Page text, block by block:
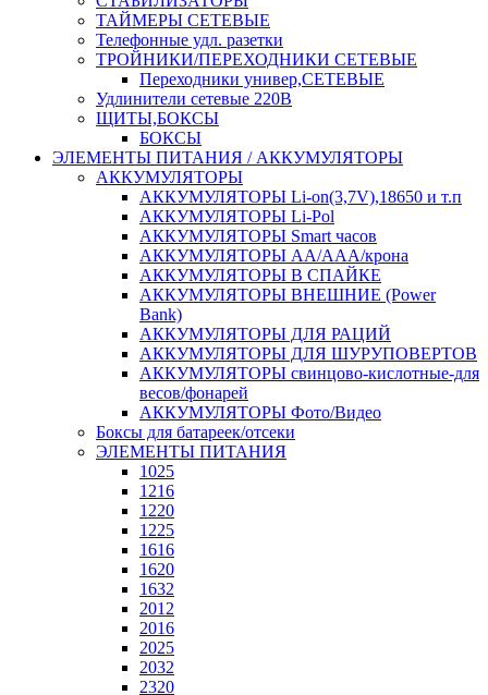
ТАЙМЕРЫ СЕТЕВЫЕ
Телефонные удл. разетки
ТРОЙНИКИ/ПЕРЕХОДНИКИ СЕТЕВЫЕ
Переходники универ,СЕТЕВЫЕ
Удлинители сетевые 220В
ЩИТЫ,БОКСЫ
БОКСЫ
ЭЛЕМЕНТЫ ПИТАНИЯ / АККУМУЛЯТОРЫ
АККУМУЛЯТОРЫ
АККУМУЛЯТОРЫ Li-on(3,7V),18650 и т.п
АККУМУЛЯТОРЫ Li-Pol
АККУМУЛЯТОРЫ Smart часов
АККУМУЛЯТОРЫ АА/ААА/крона
АККУМУЛЯТОРЫ В СПАЙКЕ
АККУМУЛЯТОРЫ ВНЕШНИЕ (Power
Bank)
АККУМУЛЯТОРЫ ДЛЯ РАЦИЙ
АККУМУЛЯТОРЫ ДЛЯ ШУРУПОВЕРТОВ
АККУМУЛЯТОРЫ свинцово-кислотные-для
весов/фонарей
АККУМУЛЯТОРЫ Фото/Видео
Боксы для батареек/отсеки
ЭЛЕМЕНТЫ ПИТАНИЯ
1025
1216
1220
1225
1616
1620
1632
2012
2016
2025
2032
2320